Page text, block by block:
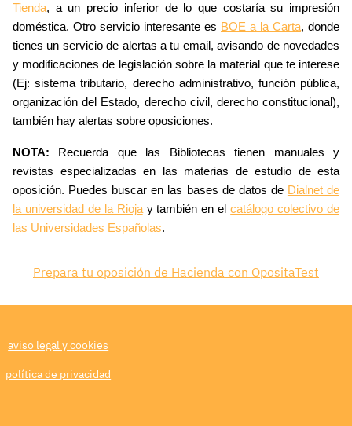
Tienda, a un precio inferior de lo que costaría su impresión
doméstica. Otro servicio interesante es BOE a la Carta, donde
tienes un servicio de alertas a tu email, avisando de novedades
y modificaciones de legislación sobre la material que te interese
(Ej: sistema tributario, derecho administrativo, función pública,
organización del Estado, derecho civil, derecho constitucional),
también hay alertas sobre oposiciones.
NOTA: Recuerda que las Bibliotecas tienen manuales y
revistas especializadas en las materias de estudio de esta
oposición. Puedes buscar en las bases de datos de Dialnet de
la universidad de la Riojay también en elcatálogo colectivo de
las Universidades Españolas.
Prepara tu oposición de Hacienda con OpositaTest
aviso legal y cookies
política de privacidad